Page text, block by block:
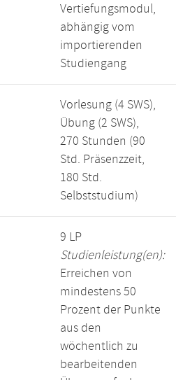
Vertiefungsmodul,
abhängig vom
importierenden
Studiengang
Vorlesung (4 SWS),
Übung (2 SWS),
270 Stunden (90
Std. Präsenzzeit,
180 Std.
Selbststudium)
9 LP
Studienleistung(en):
Erreichen von
mindestens 50
Prozent der Punkte
aus den
wöchentlich zu
bearbeitenden